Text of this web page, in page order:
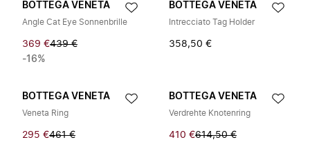
BOTTEGA VENETA
Angle Cat Eye Sonnenbrille
369 €439 €
-16%
BOTTEGA VENETA
Intrecciato Tag Holder
358,50 €
BOTTEGA VENETA
Veneta Ring
295 €461 €
BOTTEGA VENETA
Verdrehte Knotenring
410 €614,50 €